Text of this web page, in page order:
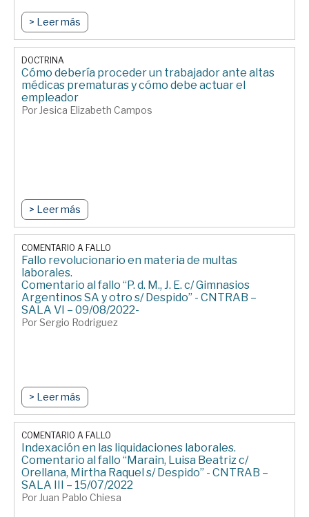
> Leer más
DOCTRINA
Cómo debería proceder un trabajador ante altas
médicas prematuras y cómo debe actuar el
empleador
Por Jesica Elizabeth Campos
> Leer más
COMENTARIO A FALLO
Fallo revolucionario en materia de multas
laborales.
Comentario al fallo “P. d. M., J. E. c/ Gimnasios
Argentinos SA y otro s/ Despido” - CNTRAB –
SALA VI – 09/08/2022-
Por Sergio Rodriguez
> Leer más
COMENTARIO A FALLO
Indexación en las liquidaciones laborales.
Comentario al fallo “Marain, Luisa Beatriz c/
Orellana, Mirtha Raquel s/ Despido” - CNTRAB –
SALA III – 15/07/2022
Por Juan Pablo Chiesa